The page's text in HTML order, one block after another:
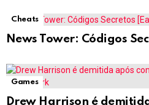
Cheats
News Tower: Códigos
Games
Drew Harrison é